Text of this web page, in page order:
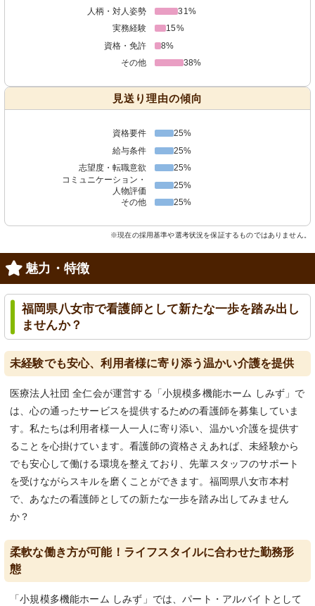
人柄・対人姿勢
31%
実務経験
15%
資格・免許
8%
その他
38%
見送り理由の傾向
資格要件
25%
給与条件
25%
志望度・転職意欲
25%
コミュニケーション・
人物評価
25%
その他
25%
※現在の採用基準や選考状況を保証するものではありません。
魅力・特徴
福岡県八女市で看護師として新たな一歩を踏み出し
ませんか？
未経験でも安心、利用者様に寄り添う温かい介護を提供
医療法人社団 全仁会が運営する「小規模多機能ホーム しみず」で
は、心の通ったサービスを提供するための看護師を募集していま
す。私たちは利用者様一人一人に寄り添い、温かい介護を提供す
ることを心掛けています。看護師の資格さえあれば、未経験から
でも安心して働ける環境を整えており、先輩スタッフのサポート
を受けながらスキルを磨くことができます。福岡県八女市本村
で、あなたの看護師としての新たな一歩を踏み出してみません
か？
柔軟な働き方が可能！ライフスタイルに合わせた勤務形
態
「小規模多機能ホーム しみず」では、パート・アルバイトとして